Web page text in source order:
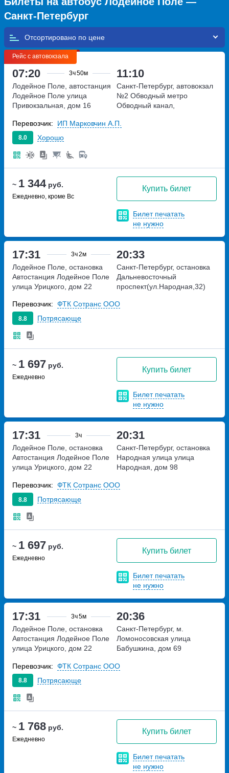
Санкт-Петербург
Отсортировано по
Рейс с автовокзала
07:20 3ч50м 11:10
~ 1 344руб.
Ежедневно, кроме Вс
Купить билет
Билет печатать
не нужно
Лодейное Поле, автостанция
Лодейное Поле улица
Привокзальная, дом 16
Санкт-Петербург, автовокзал
№2 Обводный метро
Обводный канал,
канала, дом 36
8.0 Хорошо
Перевозчик: ИП Марковчин А.П.
17:31 3ч2м 20:33
~ 1 697 руб.
Ежедневно
Купить билет
Билет печатать
не нужно
Лодейное Поле, остановка
Автостанция Лодейное Поле
улица Урицкого, дом 22
Санкт-Петербург, остановка
Дальневосточный
проспект(ул.Народная,32)
8.8 Потрясающе
Перевозчик: ФТК Сотранс ООО
17:31 3ч 20:31
~ 1 697 руб.
Ежедневно
Купить билет
Билет печатать
не нужно
Лодейное Поле, остановка
Автостанция Лодейное Поле
улица Урицкого, дом 22
Санкт-Петербург, остановка
Народная улица улица
Народная, дом 98
8.8 Потрясающе
Перевозчик: ФТК Сотранс ООО
17:31 3ч5м 20:36
~ 1 768 руб.
Ежедневно
Купить билет
Билет печатать
не нужно
Лодейное Поле, остановка
Автостанция Лодейное Поле
улица Урицкого, дом 22
Санкт-Петербург, м.
Ломоносовская улица
Бабушкина, дом 69
8.8 Потрясающе
Перевозчик: ФТК Сотранс ООО